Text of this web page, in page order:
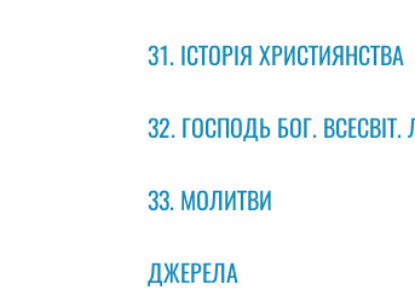
31. ІСТОРІЯ ХРИСТИЯНСТВА
32. ГОСПОДЬ БОГ.
33. МОЛИТВИ
ДЖЕРЕЛА